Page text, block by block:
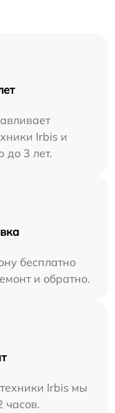
Irbis и
до 3 лет.
бесплатно
и обратно.
Irbis мы
часов.